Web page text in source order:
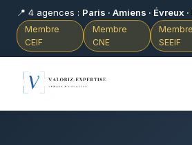
📍 4 agences : Paris · Amiens · Évreux
Membre
CEIF
Membre
CNE
Membre
SEEIF